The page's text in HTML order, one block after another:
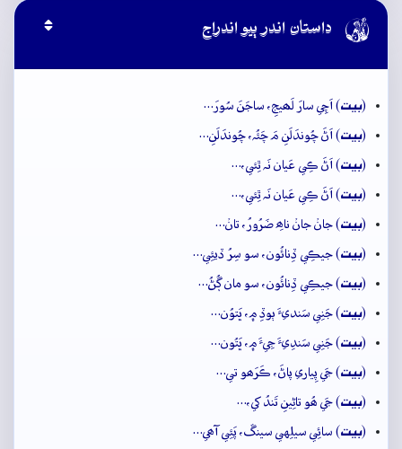
 داستان اندر ٻيو اندراج
(بيت) اَچِي سارَ لَھيجِ، ساجَنَ سُورَ…
(بيت) اَڻَ چُوندَلَنِ مَ چَئُہ، چُوندَلَنِ…
(بيت) اَڻَ ڪِي عَيان نَہ ٿِئي،…
(بيت) اَڻَ ڪِي عَيان نَہ ٿِئي،…
(بيت) جانۡ جانۡ ناھِ ضَرُورُ، تانۡ…
(بيت) جيڪِي ڏِنائُون، سو سِرُ ڏيئِي…
(بيت) جيڪِي ڏِنائُون، سو مان ڳُڻُ…
(بيت) جَنِي سَنديءَ ٻوڏِ ۾، ڀَتوُن…
(بيت) جَنِي سَندِيءَ جِيءَ ۾، ڀَتُون…
(بيت) جَي پِياري پاڻَ، ڪَرَھو تي…
(بيت) جَي ھُو تاڻِينِ تَندُ کي،…
(بيت) سائِي سيلِهي سينڱ، پَئِي آھي…